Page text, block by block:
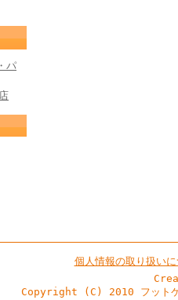
パ
個人情報の取り扱い
Copyright (C) 2010 フット